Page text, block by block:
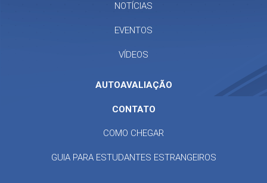
NOTÍCIAS
EVENTOS
VÍDEOS
AUTOAVALIAÇÃO
CONTATO
COMO CHEGAR
GUIA PARA ESTUDANTES ESTRANGEIROS